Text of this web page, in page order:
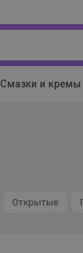
Смазки и кремы
Открытые